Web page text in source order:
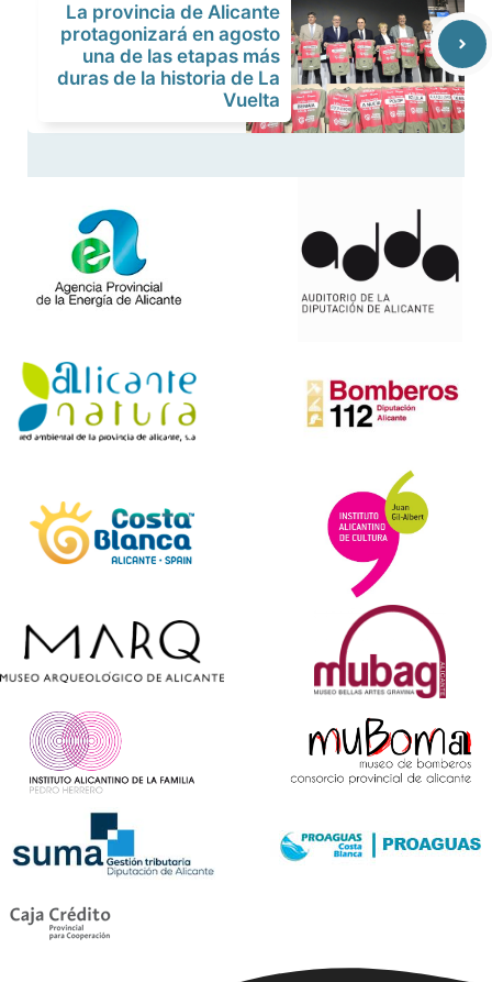
La provincia de Alicante
protagonizará en agosto
una de las etapas más
duras de la historia de La
Vuelta